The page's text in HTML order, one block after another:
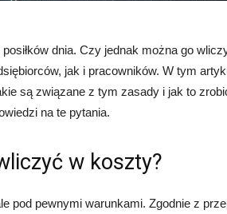
dnia. Czy jednak można go
jak i pracowników. W tym
są związane z tym zasady i jak to
na te pytania.
w koszty?
pod pewnymi warunkami. Zgodnie z